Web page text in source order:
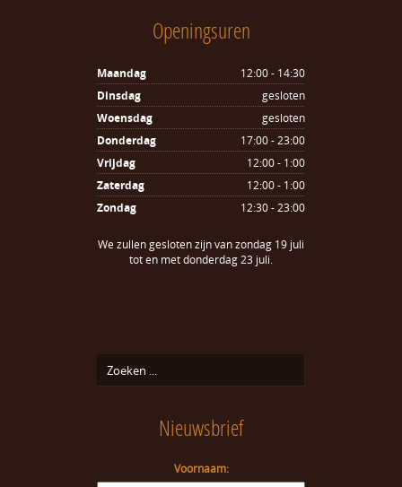
Openingsuren
Maandag
12:00 - 14:30
Dinsdag
gesloten
Woensdag
gesloten
Donderdag
17:00 - 23:00
Vrijdag
12:00 - 1:00
Zaterdag
12:00 - 1:00
Zondag
12:30 - 23:00
We zullen gesloten zijn van zondag 19 juli
tot en met donderdag 23 juli.
Nieuwsbrief
Voornaam: